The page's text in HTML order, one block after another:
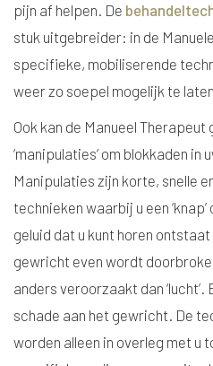
pijn af helpen. De
stuk uitgebreider: in de
specifieke, mobiliserende
weer zo soepel mogelijk te
Ook kan de Manueel Therapeut
‘manipulaties’ om blokkaden
Manipulaties zijn korte, snelle
technieken waarbij u een ‘knap’
geluid dat u kunt horen
gewricht even wordt
anders veroorzaakt dan
schade aan het gewricht. De
worden alleen in overleg met u